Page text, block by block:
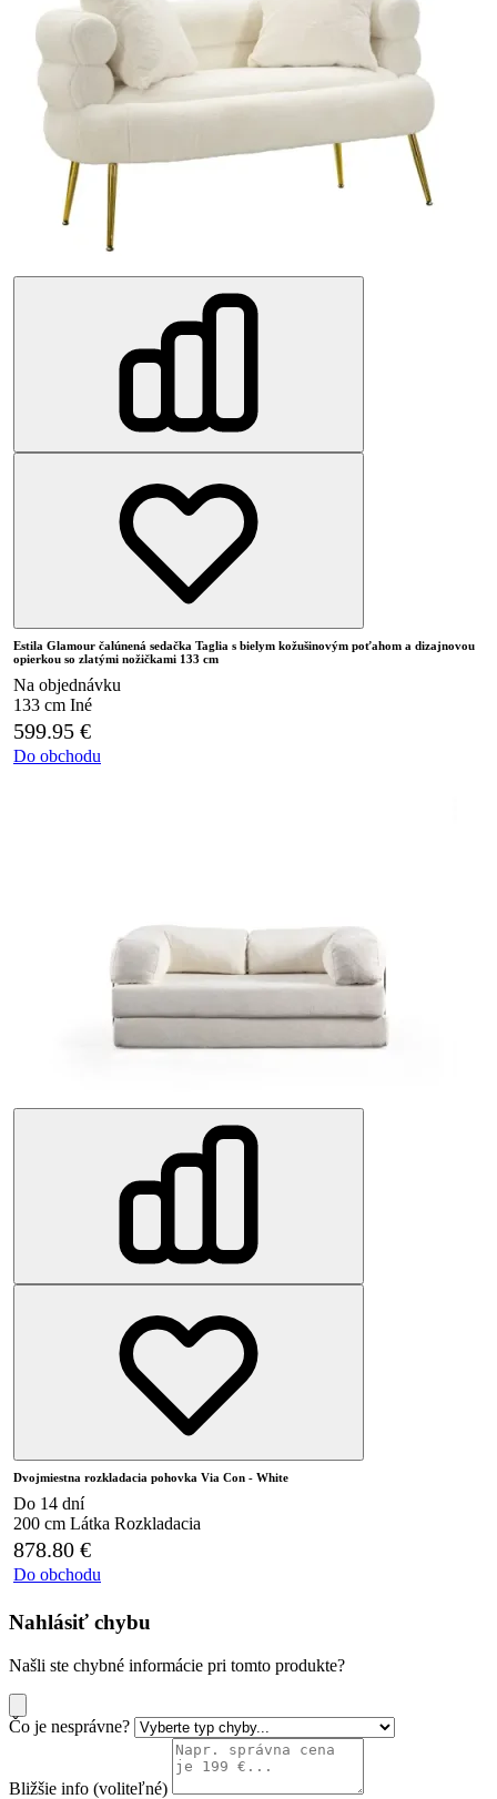
Estila Glamour čalúnená sedačka Taglia s bielym kožušinovým poťahom a dizajnovou
opierkou so zlatými nožičkami 133 cm
Na objednávku
133 cm Iné
599.95 €
Do obchodu
Dvojmiestna rozkladacia pohovka Via Con - White
Do 14 dní
200 cm Látka Rozkladacia
878.80 €
Do obchodu
Nahlásiť chybu
Našli ste chybné informácie pri tomto produkte?
Čo je nesprávne?
Bližšie info (voliteľné)